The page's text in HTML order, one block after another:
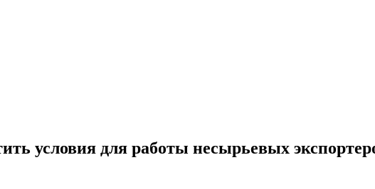
условия для работы несырьевых